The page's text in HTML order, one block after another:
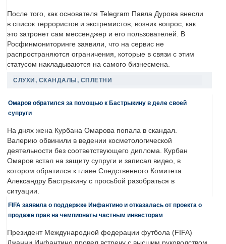
После того, как основателя Telegram Павла Дурова внесли
в список террористов и экстремистов, возник вопрос, как
это затронет сам мессенджер и его пользователей. В
Росфинмониторинге заявили, что на сервис не
распространяются ограничения, которые в связи с этим
статусом накладываются на самого бизнесмена.
СЛУХИ, СКАНДАЛЫ, СПЛЕТНИ
Омаров обратился за помощью к Бастрыкину в деле своей
супруги
На днях жена Курбана Омарова попала в скандал.
Валерию обвинили в ведении косметологической
деятельности без соответствующего диплома. Курбан
Омаров встал на защиту супруги и записал видео, в
котором обратился к главе Следственного Комитета
Александру Бастрыкину с просьбой разобраться в
ситуации.
FIFA заявила о поддержке Инфантино и отказалась от проекта о
продаже прав на чемпионаты частным инвесторам
Президент Международной федерации футбола (FIFA)